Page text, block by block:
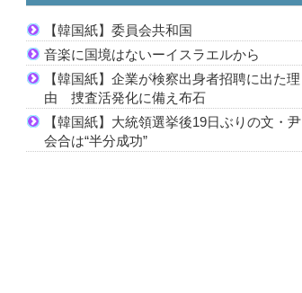
【韓国紙】委員会共和国
音楽に国境はないーイスラエルから
【韓国紙】企業が検察出身者招聘に出た理
由 捜査活発化に備え布石
【韓国紙】大統領選挙後19日ぶりの文・尹
会合は“半分成功”